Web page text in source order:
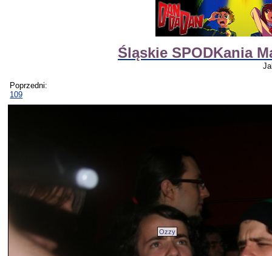
Śląskie SPODKania
Poprzedni:
109
Ozzy